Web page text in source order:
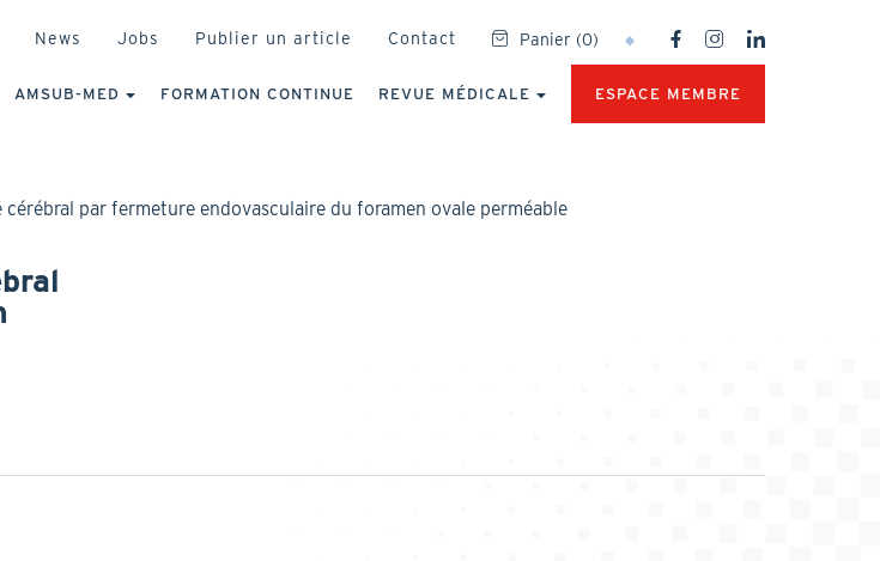
News Jobs Publier un article Contact Panier (0)
SOCIAL
NETWORKS
AMSUB-MED FORMATION CONTINUE REVUE MÉDICALE ESPACE MEMBRE
par fermeture endovasculaire du foramen ovale perméable